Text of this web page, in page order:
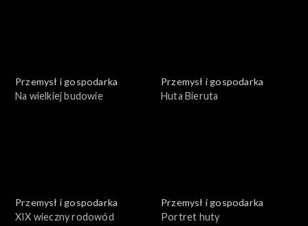
Przemysł i gospodarka
Na wielkiej budowie
Przemysł i gospodarka
Huta Bieruta
Przemysł i gospodarka
XIX wieczny rodowód
Przemysł i gospodarka
Portret huty